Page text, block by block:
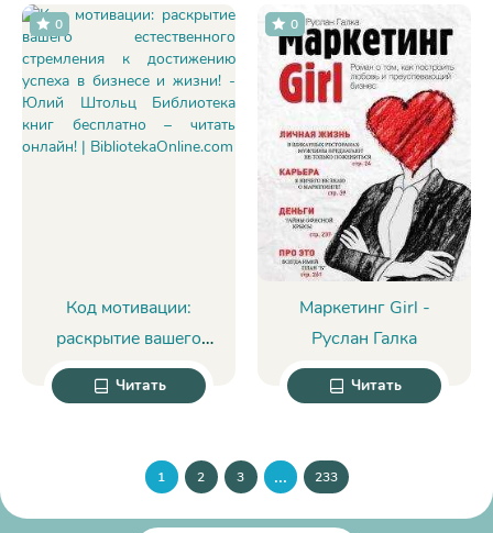
Код мотивации:
раскрытие вашего
естественного
стремления к
бизнесе и жизни! -
Юлий Штольц
0
Читать
Маркетинг Girl -
Руслан Галка
0
Читать
1 2 3 ... 233